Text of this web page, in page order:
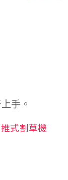
手。
推式割草機